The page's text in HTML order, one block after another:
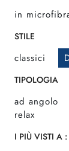
in
STILE
classici
TIPOLOGIA
ad angolo
relax
I PIÙ VISTI A :